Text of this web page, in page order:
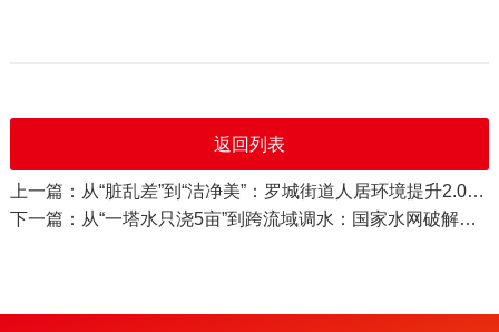
返回列表
上一篇：从“脏乱差”到“洁净美”：罗城街道人居环境提升2.0版见行见效
下一篇：从“一塔水只浇5亩”到跨流域调水：国家水网破解徐闻千年旱局